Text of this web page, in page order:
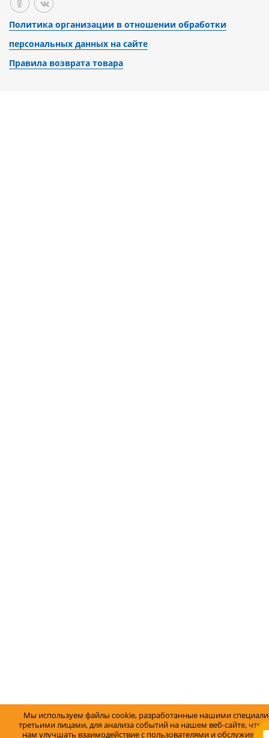
Политика организации в отношении обработки
персональных данных на сайте
Правила возврата товара
Мы используем файлы cookie, разработанные нашими
третьими лицами, для анализа событий на нашем веб-сайте, что
нам улучшать взаимодействие с пользователями и